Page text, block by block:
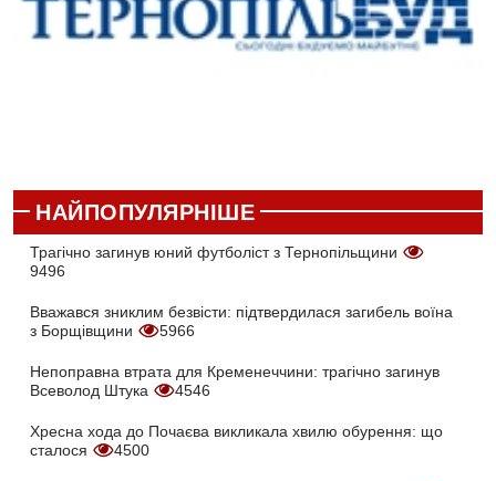
НАЙПОПУЛЯРНІШЕ
Трагічно загинув юний футболіст з Тернопільщини
9496
Вважався зниклим безвісти: підтвердилася загибель воїна
з Борщівщини
5966
Непоправна втрата для Кременеччини: трагічно загинув
Всеволод Штука
4546
Хресна хода до Почаєва викликала хвилю обурення: що
сталося
4500